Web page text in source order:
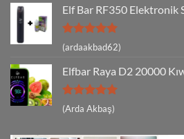
Elf Bar RF350 Elektronik
5 üzerinden
5
(ardaakbad62)
Elfbar Raya D2 20000
5 üzerinden
5
(Arda Akbaş)